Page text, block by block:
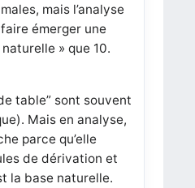
mais l’analyse
émerger une
» que 10.
table” sont souvent
Mais en analyse,
parce qu’elle
de dérivation et
la base naturelle.